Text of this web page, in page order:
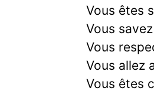
Vous êtes
Vous
Vous
Vous allez
Vous êtes